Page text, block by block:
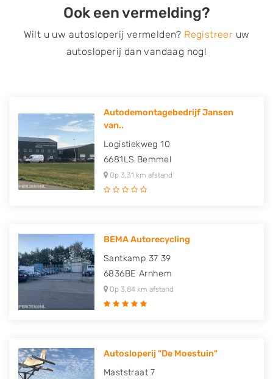
Ook een vermelding?
Wilt u uw autosloperij vermelden? Registreer uw
autosloperij dan vandaag nog!
Autodemontagebedrijf Jansen
van..
Logistiekweg 10
6681LS Bemmel
Op 3,31 km afstand
BEMA Autorecycling
Santkamp 37 39
6836BE Arnhem
Op 3,84 km afstand
Autosloperij "De Moestuin"
Maststraat 7